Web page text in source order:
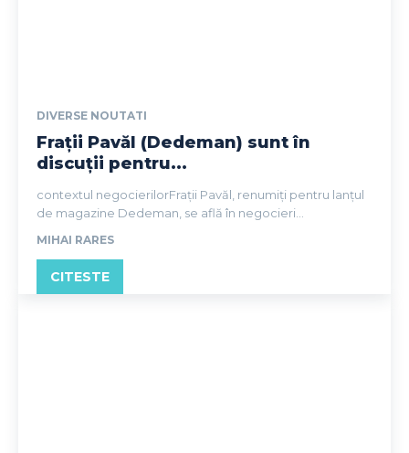
DIVERSE NOUTATI
Frații Pavăl (Dedeman) sunt în
discuții pentru...
contextul negocierilorFrații Pavăl, renumiți pentru lanțul
de magazine Dedeman, se află în negocieri...
MIHAI RARES
CITESTE